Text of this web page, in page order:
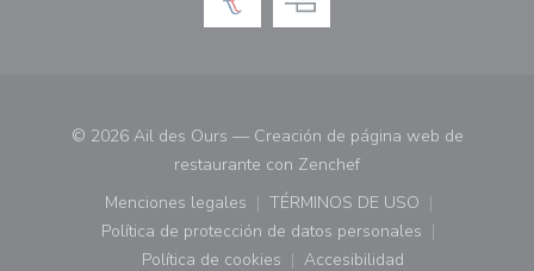
© 2026 Ail des Ours — Creación de página web de
restaurante con Zenchef((abre en una nueva
Menciones legales
((abre en una nueva ventana))
TÉRMINOS DE USO
((abre en una nueva
Política de protección de datos personales
((abre en una nueva ventana))
Política de cookies Accesibilidad